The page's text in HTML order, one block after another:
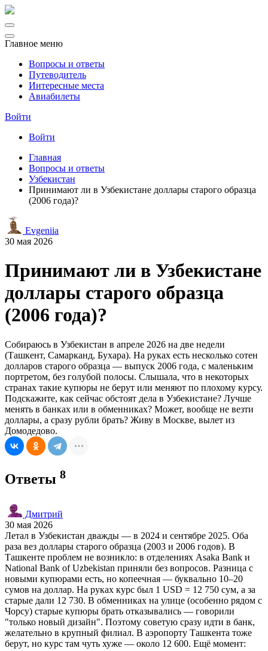
Главное меню
Вопросы и ответы
Путеводитель
Интересные места
Авиабилеты
Войти
Войти
Главная
Вопросы и ответы
Узбекистан
Принимают ли в Узбекистане доллары старого образца
(2006 года)?
Evgeniia
30 мая 2026
Принимают ли в Узбекистане
доллары старого образца
(2006 года)?
Собираюсь в Узбекистан в апреле 2026 на две недели
(Ташкент, Самарканд, Бухара). На руках есть несколько сотен
долларов старого образца — выпуск 2006 года, с маленьким
портретом, без голубой полосы. Слышала, что в некоторых
странах такие купюры не берут или меняют по плохому курсу.
Подскажите, как сейчас обстоят дела в Узбекистане? Лучше
менять в банках или в обменниках? Может, вообще не везти
доллары, а сразу рубли брать? Живу в Москве, вылет из
Домодедово.
Ответы 8
Дмитрий
30 мая 2026
Летал в Узбекистан дважды — в 2024 и сентябре 2025. Оба
раза вез доллары старого образца (2003 и 2006 годов). В
Ташкенте проблем не возникло: в отделениях Asaka Bank и
National Bank of Uzbekistan приняли без вопросов. Разница с
новыми купюрами есть, но копеечная — буквально 10–20
сумов на доллар. На руках курс был 1 USD = 12 750 сум, а за
старые дали 12 730. В обменниках на улице (особенно рядом с
Чорсу) старые купюры брать отказывались — говорили
"только новый дизайн". Поэтому советую сразу идти в банк,
желательно в крупный филиал. В аэропорту Ташкента тоже
берут, но курс там чуть хуже — около 12 600. Ещё момент: